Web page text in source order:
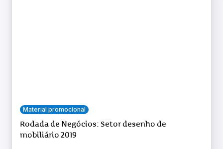
Material promocional
Rodada de Negócios: Setor desenho de
mobiliário 2019